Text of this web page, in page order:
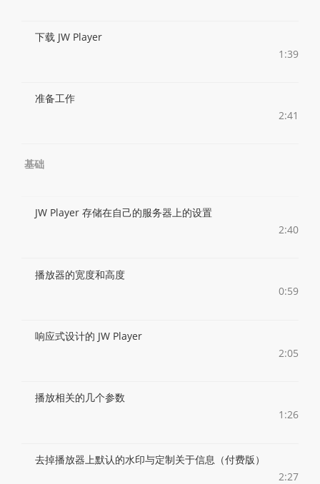
下载 JW Player
1:39
准备工作
2:41
基础
JW Player 存储在自己的服务器上的设置
2:40
播放器的宽度和高度
0:59
响应式设计的 JW Player
2:05
播放相关的几个参数
1:26
去掉播放器上默认的水印与定制关于信息（付费版）
2:27